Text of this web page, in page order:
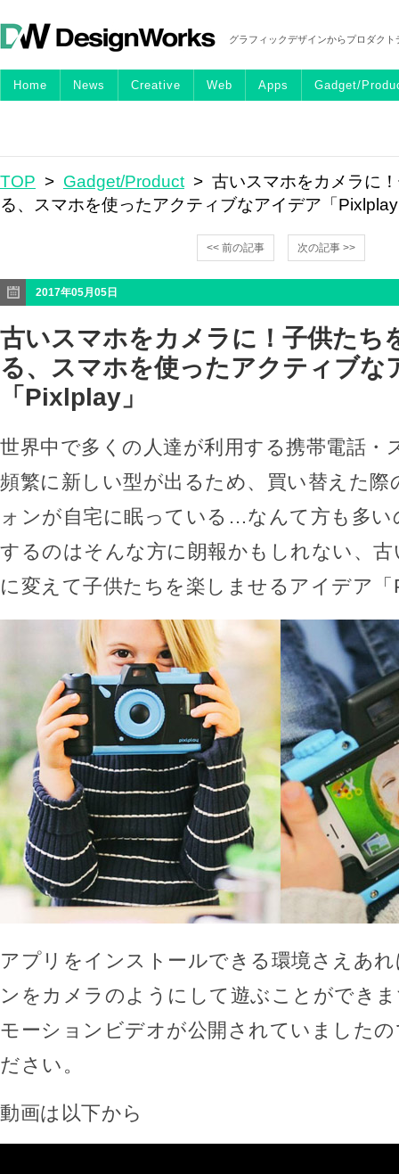
グラフィックデザインからプロダク
Home News Creative Web Apps Gadget/
TOP > Gadget/Product > 古いスマホをカメラに
る、スマホを使ったアクティブなアイデア「
<< 前の記事 次の記事 >>
2017年05月05日
古いスマホをカメラに！子供たち
る、スマホを使ったアクティブな
「Pixlplay」
世界中で多くの人達が利用する携帯電話・
頻繁に新しい型が出るため、買い替えた際
ォンが自宅に眠っている…なんて方も多い
するのはそんな方に朗報かもしれない、
に変えて子供たちを楽しませるアイデア
アプリをインストールできる環境さえあ
ンをカメラのようにして遊ぶことができ
モーションビデオが公開されていました
ださい。
動画は以下から